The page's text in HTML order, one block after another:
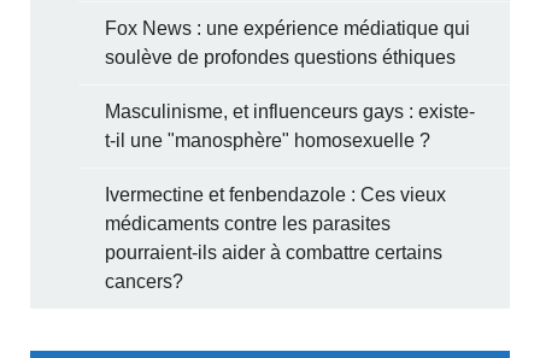
Fox News : une expérience médiatique qui
soulève de profondes questions éthiques
Masculinisme, et influenceurs gays : existe-
t-il une "manosphère" homosexuelle ?
Ivermectine et fenbendazole : Ces vieux
médicaments contre les parasites
pourraient-ils aider à combattre certains
cancers?